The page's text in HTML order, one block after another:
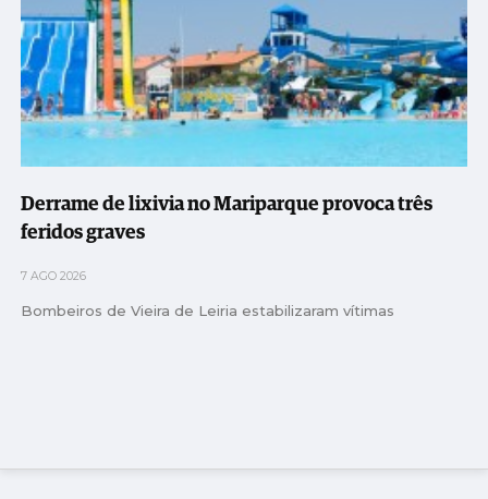
Derrame de lixivia no Mariparque provoca três
feridos graves
7 AGO 2026
Bombeiros de Vieira de Leiria estabilizaram vítimas